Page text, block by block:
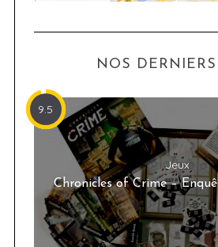
NOS
9.5
Jeux
Chronicles of Crime –